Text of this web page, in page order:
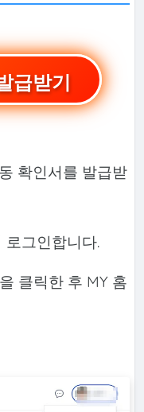
급받기
확인서를 발급받
로그인합니다.
클릭한 후 MY 홈